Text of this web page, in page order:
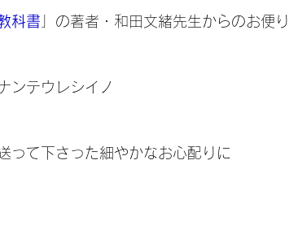
科書 」の著者・和田文緒先生からのお便り
ンテウレシイノ
って下さった細やかなお心配りに